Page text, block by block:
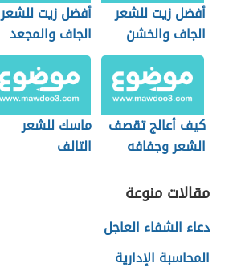
أفضل زيت للشعر
الجاف والخشن
أفضل زيت للشعر
الجاف والمجعد
كيف أعالج تقصف
الشعر وجفافه
ماسك للشعر
التالف
مقالات منوعة
دعاء الشفاء العاجل
المحاسبة الإدارية